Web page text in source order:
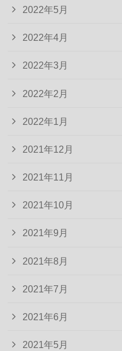
2022年5月
2022年4月
2022年3月
2022年2月
2022年1月
2021年12月
2021年11月
2021年10月
2021年9月
2021年8月
2021年7月
2021年6月
2021年5月